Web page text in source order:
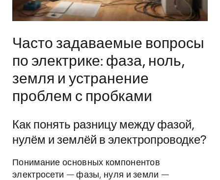
Часто задаваемые вопросы
по электрике: фаза, ноль,
земля и устранение
проблем с пробками
Как понять разницу между фазой,
нулём и землёй в электропроводке?
Понимание основных компонентов
электросети — фазы, нуля и земли —